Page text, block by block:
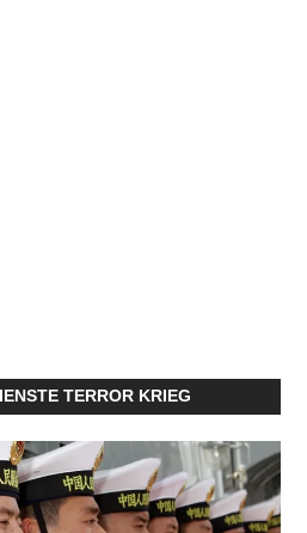
TERROR KRIEG